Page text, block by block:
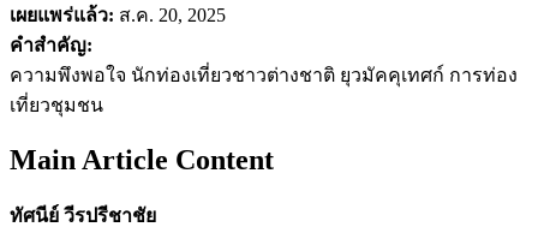
เผยแพร่แล้ว: ส.ค. 20, 2025
คำสำคัญ:
ความพึงพอใจ นักท่องเที่ยวชาวต่างชาติ ยุวมัคคุเทศก์ การท่อง
เที่ยวชุมชน
Main Article Content
ทัศนีย์ วีรปรีชาชัย